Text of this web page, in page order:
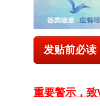
发贴前必读
重要警示，